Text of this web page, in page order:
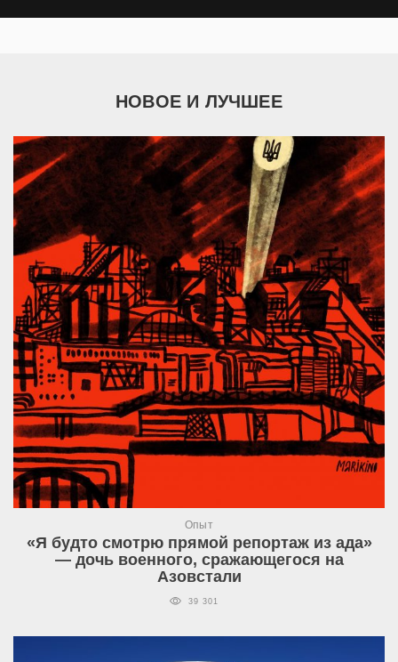
НОВОЕ И ЛУЧШЕЕ
Опыт
«Я будто смотрю прямой репортаж из ада»
— дочь военного, сражающегося на
Азовстали
39 301